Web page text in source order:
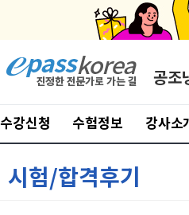
공조
수강신청 수험정보 강사소
시험/합격후기